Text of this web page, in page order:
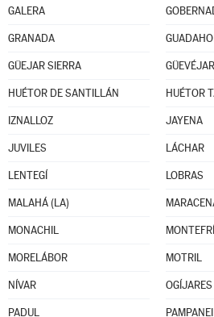
GALERA
GRANADA
GÜEJAR SIERRA GÜEVÉJAR
HUÉTOR DE SANTILLÁN HUÉTOR
IZNALLOZ JAYENA
JUVILES LÁCHAR
LENTEGÍ LOBRAS
MALAHÁ (LA)
MONACHIL
MORELÁBOR MOTRIL
NÍVAR OGÍJARES
PADUL